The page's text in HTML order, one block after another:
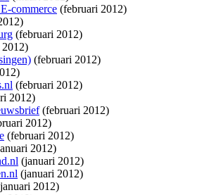
commerce (februari 2012)
(februari 2012)
(februari 2012)
(februari 2012)
2012)
(februari 2012)
2012)
(februari 2012)
2012)
(januari 2012)
(januari 2012)
2012)